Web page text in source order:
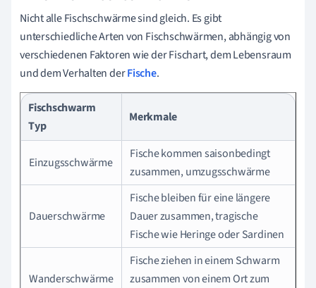
Nicht alle Fischschwärme sind gleich. Es gibt
unterschiedliche Arten von Fischschwärmen, abhängig von
verschiedenen Faktoren wie der Fischart, dem Lebensraum
und dem Verhalten derFische.
Fischschwarm
Typ
Merkmale
Einzugsschwärme
Fische kommen saisonbedingt
zusammen, umzugsschwärme
Dauerschwärme
Fische bleiben für eine längere
Dauer zusammen, tragische
Fische wie Heringe oder Sardinen
Wanderschwärme
Fische ziehen in einem Schwarm
zusammen von einem Ort zum